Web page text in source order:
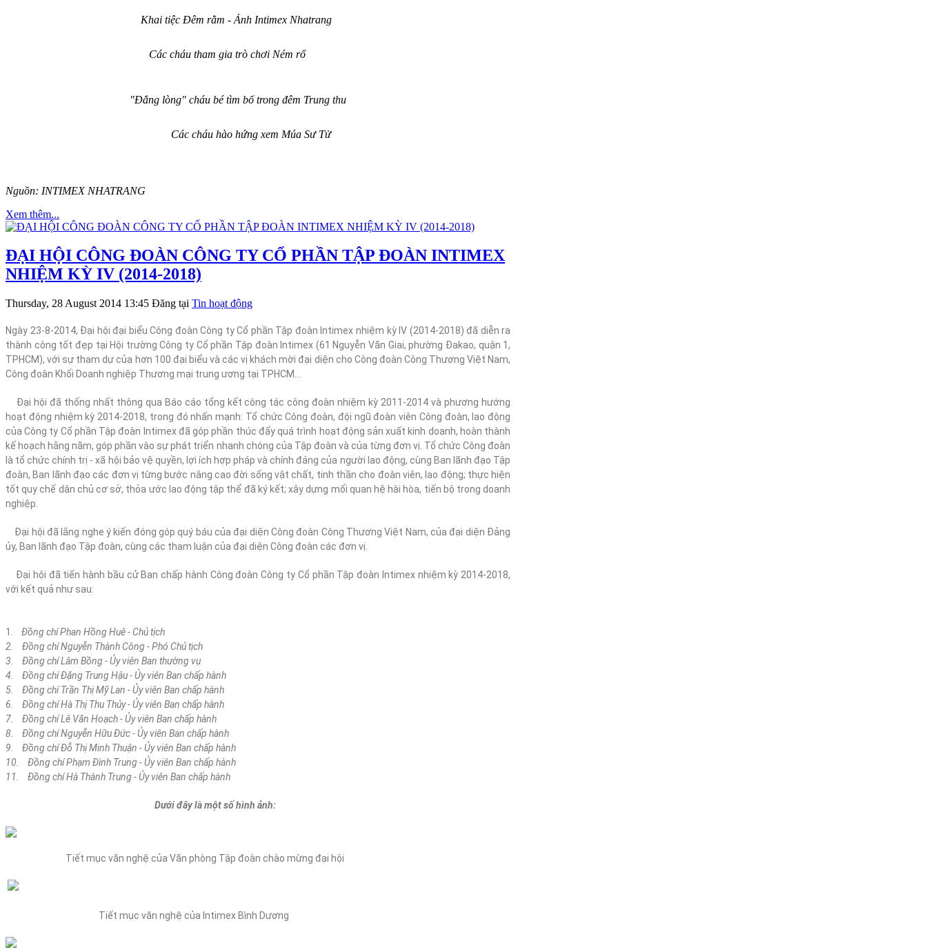
Khai tiệc Đêm rằm - Ảnh Intimex Nhatrang
Các cháu tham gia trò chơi Ném rổ
"Đắng lòng" cháu bé tìm bố trong đêm Trung thu
Các cháu hào hứng xem Múa Sư Tử
Nguồn: INTIMEX NHATRANG
Xem thêm...
ĐẠI HỘI CÔNG ĐOÀN CÔNG TY CỔ PHẦN TẬP ĐOÀN INTIMEX
NHIỆM KỲ IV (2014-2018)
Thursday, 28 August 2014 13:45 Đăng tại Tin hoạt động
Ngày 23-8-2014, Đại hội đại biểu Công đoàn Công ty Cổ phần Tập đoàn Intimex nhiệm kỳ IV (2014-2018) đã diễn ra
thành công tốt đẹp tại Hội trường Công ty Cổ phần Tập đoàn Intimex (61 Nguyễn Văn Giai, phường Đakao, quận 1,
TPHCM), với sự tham dự của hơn 100 đại biểu và các vị khách mời đại diện cho Công đoàn Công Thương Việt Nam,
Công đoàn Khối Doanh nghiệp Thương mại trung ương tại TPHCM…
Đại hội đã thống nhất thông qua Báo cáo tổng kết công tác công đoàn nhiệm kỳ 2011-2014 và phương hướng
hoạt động nhiệm kỳ 2014-2018, trong đó nhấn mạnh: Tổ chức Công đoàn, đội ngũ đoàn viên Công đoàn, lao động
của Công ty Cổ phần Tập đoàn Intimex đã góp phần thúc đẩy quá trình hoạt động sản xuất kinh doanh, hoàn thành
kế hoạch hằng năm, góp phần vào sự phát triển nhanh chóng của Tập đoàn và của từng đơn vị. Tổ chức Công đoàn
là tổ chức chính trị - xã hội bảo vệ quyền, lợi ích hợp pháp và chính đáng của người lao động, cùng Ban lãnh đạo Tập
đoàn, Ban lãnh đạo các đơn vị từng bước nâng cao đời sống vật chất, tinh thần cho đoàn viên, lao động; thực hiện
tốt quy chế dân chủ cơ sở, thỏa ước lao động tập thể đã ký kết; xây dựng mối quan hệ hài hòa, tiến bộ trong doanh
nghiệp.
Đại hội đã lắng nghe ý kiến đóng góp quý báu của đại diện Công đoàn Công Thương Việt Nam, của đại diện Đảng
ủy, Ban lãnh đạo Tập đoàn, cùng các tham luận của đại diện Công đoàn các đơn vị.
Đại hội đã tiến hành bầu cử Ban chấp hành Công đoàn Công ty Cổ phần Tập đoàn Intimex nhiệm kỳ 2014-2018,
với kết quả như sau:
1. Đồng chí Phan Hồng Huê - Chủ tịch
2. Đồng chí Nguyễn Thành Công - Phó Chủ tịch
3. Đồng chí Lâm Bồng - Ủy viên Ban thường vụ
4. Đồng chí Đặng Trung Hậu - Ủy viên Ban chấp hành
5. Đồng chí Trần Thị Mỹ Lan -Ủy viên Ban chấp hành
6. Đồng chí Hà Thị Thu Thủy- Ủy viên Ban chấp hành
7. Đồng chí Lê Văn Hoạch- Ủy viên Ban chấp hành
8. Đồng chí Nguyễn Hữu Đức- Ủy viên Ban chấp hành
9. Đồng chí Đỗ Thị Minh Thuận - Ủy viên Ban chấp hành
10. Đồng chí Phạm Đình Trung- Ủy viên Ban chấp hành
11. Đồng chí Hà Thành Trung- Ủy viên Ban chấp hành
Dưới đây là một số hình ảnh:
Tiết mục văn nghệ của Văn phòng Tập đoàn chào mừng đại hội
Tiết mục văn nghệ của Intimex Bình Dương